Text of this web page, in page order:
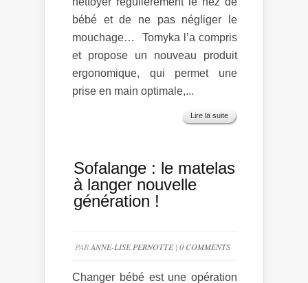
bébé et de ne pas négliger le
mouchage… Tomyka l’a compris
et propose un nouveau produit
ergonomique, qui permet une
prise en main optimale,...
Lire la suite
Sofalange : le matelas
à langer nouvelle
génération !
PARANNE-LISE PERNOTTE| 0 COMMENTS
Changer bébé est une opération